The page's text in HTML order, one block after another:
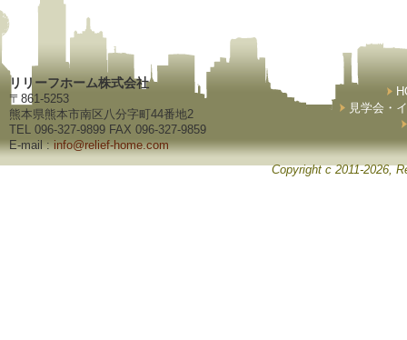
リリーフホーム株式会社
〒861-5253
熊本県熊本市南区八分字町44番地2
TEL 096-327-9899 FAX 096-327-9859
E-mail :info@relief-home.com
見学会・
Copyright c 2011-2026,